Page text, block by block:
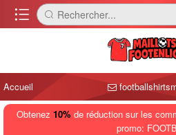
󰈍 󰅼 Rechercher...
Accueil
Obtenez 10%de réduction sur les
promo: